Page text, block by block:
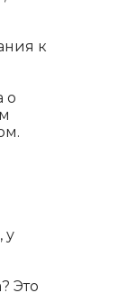
к
о
у
Это